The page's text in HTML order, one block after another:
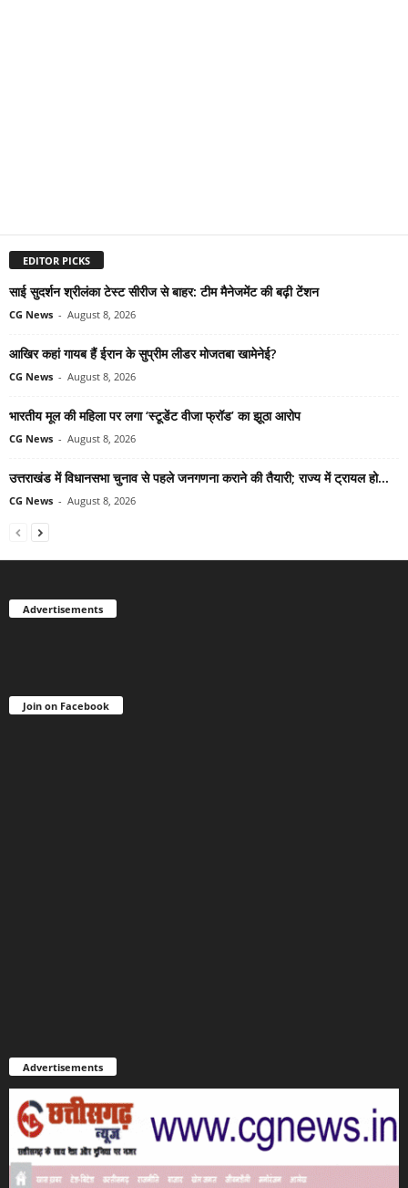
EDITOR PICKS
साई सुदर्शन श्रीलंका टेस्ट सीरीज से बाहर: टीम मैनेजमेंट की बढ़ी टेंशन
CG News - August 8, 2026
आखिर कहां गायब हैं ईरान के सुप्रीम लीडर मोजतबा खामेनेई?
CG News - August 8, 2026
भारतीय मूल की महिला पर लगा ‘स्टूडेंट वीजा फ्रॉड’ का झूठा आरोप
CG News - August 8, 2026
उत्तराखंड में विधानसभा चुनाव से पहले जनगणना कराने की तैयारी; राज्य में ट्रायल हो...
CG News - August 8, 2026
Advertisements
Join on Facebook
Advertisements